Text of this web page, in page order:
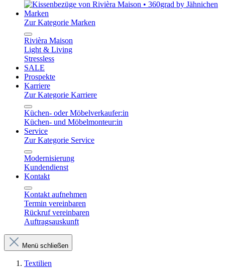
Marken
Zur Kategorie Marken
Rivièra Maison
Light & Living
Stressless
SALE
Prospekte
Karriere
Zur Kategorie Karriere
Küchen- oder Möbelverkaufer:in
Küchen- und Möbelmonteur:in
Service
Zur Kategorie Service
Modernisierung
Kundendienst
Kontakt
Kontakt aufnehmen
Termin vereinbaren
Rückruf vereinbaren
Auftragsauskunft
Menü schließen
Textilien